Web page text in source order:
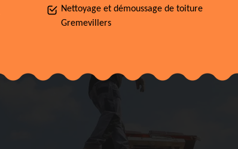
Nettoyage et démoussage de toiture
Gremevillers